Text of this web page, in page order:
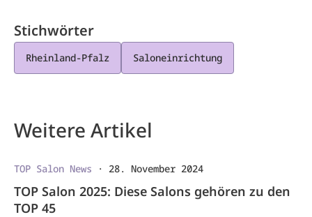
Stichwörter
Rheinland-Pfalz Saloneinrichtung
Weitere Artikel
TOP Salon News · 28. November 2024
TOP Salon 2025: Diese Salons gehören zu den
TOP 45